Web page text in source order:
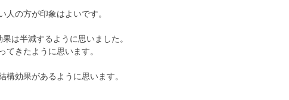
の方が印象はよいです。
は半減するように思いました。
きたように思います。
効果があるように思います。